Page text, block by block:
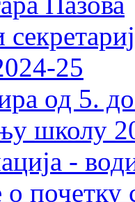
25
од 5.
школу
-
почетку